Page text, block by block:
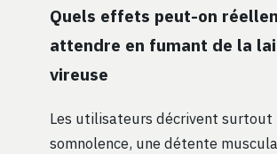
Quels effets peut-on
attendre en fumant de la
vireuse
Les utilisateurs décrivent surtout
somnolence, une détente